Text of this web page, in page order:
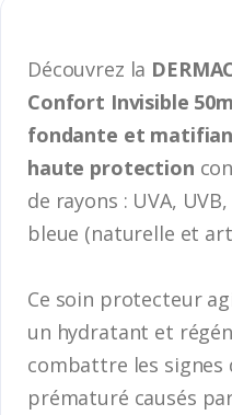
Découvrez la
Confort Invisible
fondante et
haute protection
de rayons : UVA,
bleue (naturelle et
Ce soin protecteur
un hydratant et
combattre les signes
prématuré causés